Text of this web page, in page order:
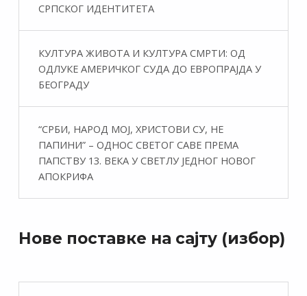
СРПСКОГ ИДЕНТИТЕТА
КУЛТУРА ЖИВОТА И КУЛТУРА СМРТИ: ОД
ОДЛУКЕ АМЕРИЧКОГ СУДА ДО ЕВРОПРАЈДА У
БЕОГРАДУ
“СРБИ, НАРОД МОЈ, ХРИСТОВИ СУ, НЕ
ПАПИНИ” – ОДНОС СВЕТОГ САВЕ ПРЕМА
ПАПСТВУ 13. ВЕКА У СВЕТЛУ ЈЕДНОГ НОВОГ
АПОКРИФА
Нове поставке на сајту (избор)